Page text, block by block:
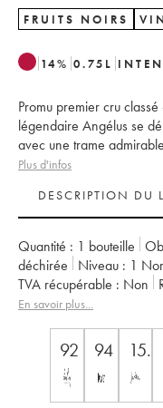
FRUITS NOIRS
14% 0.75 L
Promu premier cru
légendaire Angélus se
avec une trame
Plus d'infos
DESCRIPTION DU
Quantité : 1 bouteille
déchirée
Niveau : 1
TVA récupérable :
non
Appellation :
Propriétaire :
Famille de
En savoir plus...
92 94 15.5